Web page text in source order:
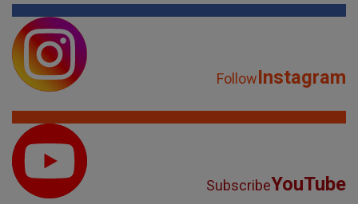
FollowInstagram
SubscribeYouTube